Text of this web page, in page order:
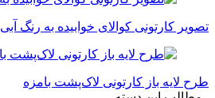
تصویر کارتونی کوالای خوابیده به رنگ آبی
طرح لایه باز کارتونی لاک‌پشت بامزه